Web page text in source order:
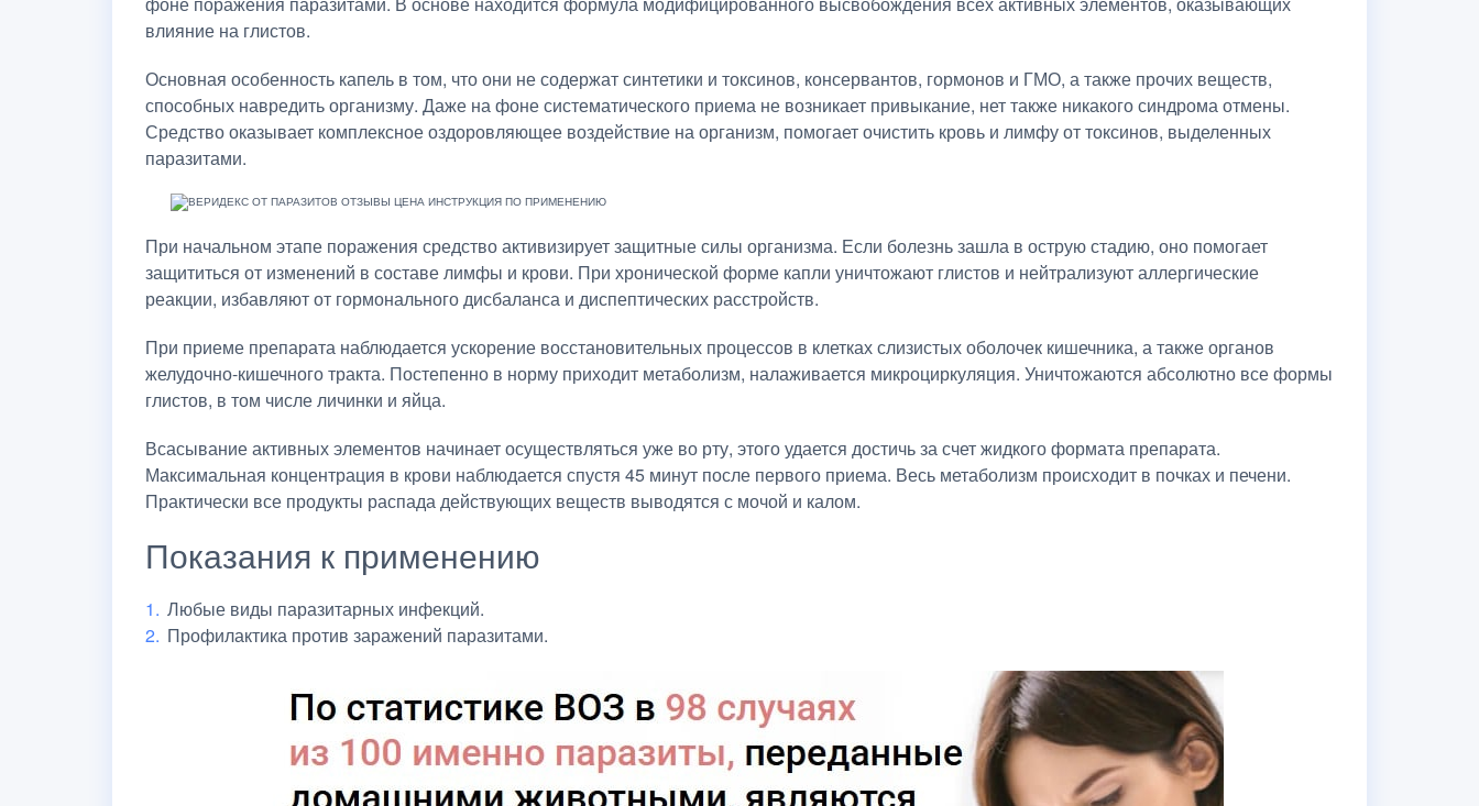
влияние на глистов.
Основная особенность капель в том, что они не содержат синтетики и токсинов, консервантов, гормонов и ГМО, а также прочих веществ,
способных навредить организму. Даже на фоне систематического приема не возникает привыкание, нет также никакого синдрома отмены.
Средство оказывает комплексное оздоровляющее воздействие на организм, помогает очистить кровь и лимфу от токсинов, выделенных
паразитами.
При начальном этапе поражения средство активизирует защитные силы организма. Если болезнь зашла в острую стадию, оно помогает
защититься от изменений в составе лимфы и крови. При хронической форме капли уничтожают глистов и нейтрализуют аллергические
реакции, избавляют от гормонального дисбаланса и диспептических расстройств.
При приеме препарата наблюдается ускорение восстановительных процессов в клетках слизистых оболочек кишечника, а также органов
желудочно-кишечного тракта. Постепенно в норму приходит метаболизм, налаживается микроциркуляция. Уничтожаются абсолютно все формы
глистов, в том числе личинки и яйца.
Всасывание активных элементов начинает осуществляться уже во рту, этого удается достичь за счет жидкого формата препарата.
Максимальная концентрация в крови наблюдается спустя 45 минут после первого приема. Весь метаболизм происходит в почках и печени.
Практически все продукты распада действующих веществ выводятся с мочой и калом.
Показания к применению
Любые виды паразитарных инфекций.
Профилактика против заражений паразитами.